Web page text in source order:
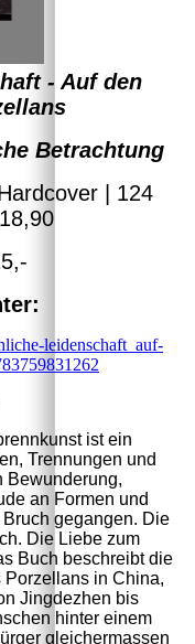
- Auf den
Betrachtung
| 124
leidenschaft_auf-
ist ein
Trennungen und
Bewunderung,
an Formen und
gegangen. Die
Die Liebe zum
Buch beschreibt die
Porzellans in China,
Jingdezhen bis
hinter einem
gleichermassen